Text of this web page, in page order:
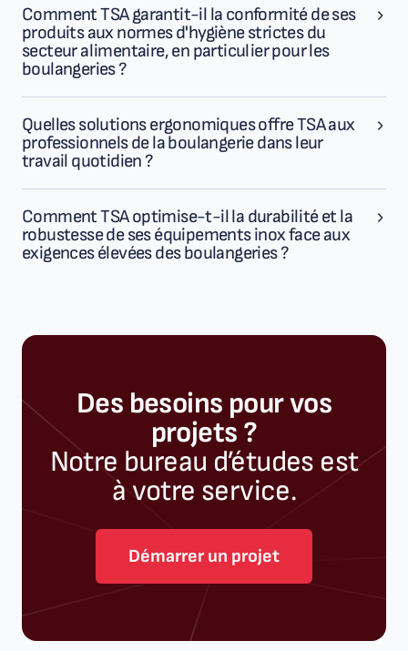
Comment TSA garantit-il la conformité de ses
produits aux normes d'hygiène strictes du
secteur alimentaire, en particulier pour les
boulangeries ?
Quelles solutions ergonomiques offre TSA aux
professionnels de la boulangerie dans leur
travail quotidien ?
Comment TSA optimise-t-il la durabilité et la
robustesse de ses équipements inox face aux
exigences élevées des boulangeries ?
Des besoins pour vos
projets ?
Notre bureau d’études est
à votre service.
Démarrer un projet